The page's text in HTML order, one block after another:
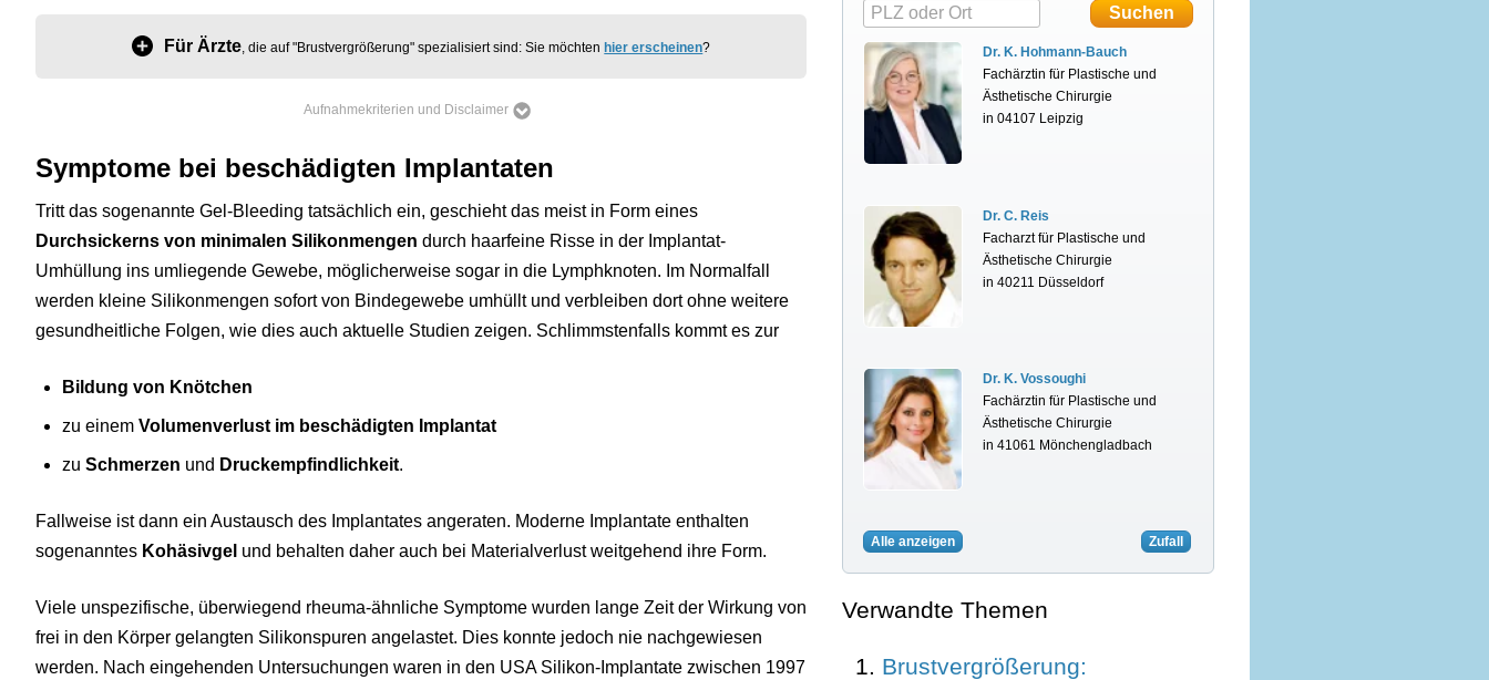
Für Ärzte, die auf "Brustvergrößerung" spezialisiert sind: Sie möchten hier erscheinen?
Aufnahmekriterien und Disclaimer
Symptome bei beschädigten Implantaten
Tritt das sogenannte Gel-Bleeding tatsächlich ein, geschieht das meist in Form eines
Durchsickerns von minimalen Silikonmengen durch haarfeine Risse in der Implantat-
Umhüllung ins umliegende Gewebe, möglicherweise sogar in die Lymphknoten. Im Normalfall
werden kleine Silikonmengen sofort von Bindegewebe umhüllt und verbleiben dort ohne weitere
gesundheitliche Folgen, wie dies auch aktuelle Studien zeigen. Schlimmstenfalls kommt es zur
Bildung von Knötchen
zu einem Volumenverlust im beschädigten Implantat
zu Schmerzen und Druckempfindlichkeit.
Fallweise ist dann ein Austausch des Implantates angeraten. Moderne Implantate enthalten
sogenanntes Kohäsivgel und behalten daher auch bei Materialverlust weitgehend ihre Form.
Viele unspezifische, überwiegend rheuma-ähnliche Symptome wurden lange Zeit der Wirkung von
frei in den Körper gelangten Silikonspuren angelastet. Dies konnte jedoch nie nachgewiesen
werden. Nach eingehenden Untersuchungen waren in den USA Silikon-Implantate zwischen 1997
Dr. K. Hohmann-Bauch
Fachärztin für Plastische und
Ästhetische Chirurgie
in 04107 Leipzig
Dr. C. Reis
Facharzt für Plastische und
Ästhetische Chirurgie
in 40211 Düsseldorf
Dr. K. Vossoughi
Fachärztin für Plastische und
Ästhetische Chirurgie
in 41061 Mönchengladbach
Alle anzeigen Zufall
Verwandte Themen
Brustvergrößerung: